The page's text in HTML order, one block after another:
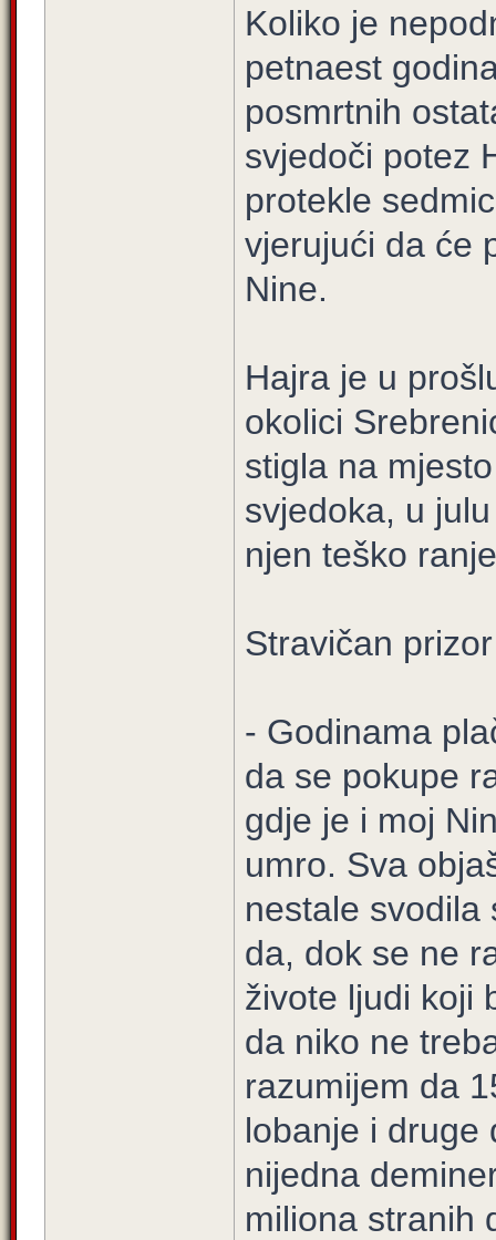
Koliko je
petnaest
posmrtnih
svjedoči potez
protekle
vjerujući da će
Nine.
Hajra je u
okolici
stigla na
svjedoka, u
njen teško
Stravičan prizor
- Godinama
da se pokupe
gdje je i moj
umro. Sva
nestale svodila
da, dok se ne
živote ljudi koji
da niko ne
razumijem da
lobanje i druge
nijedna
miliona stranih